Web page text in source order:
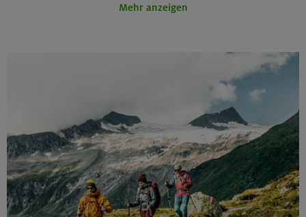
Schönbichler Horn 3133 m (Überschreitung)
Zillertaler Alpen
Mehr anzeigen